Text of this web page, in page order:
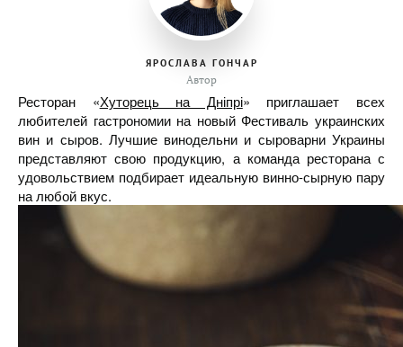
ЯРОСЛАВА ГОНЧАР
Автор
Ресторан «Хуторець на Дніпрі» приглашает всех
любителей гастрономии на новый Фестиваль украинских
вин и сыров. Лучшие винодельни и сыроварни Украины
представляют свою продукцию, а команда ресторана с
удовольствием подбирает идеальную винно-сырную пару
на любой вкус.